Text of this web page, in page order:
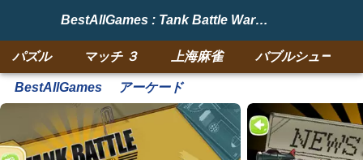
BestAllGames : Tank Battle War Commander
パズル マッチ ３ 上海麻雀 バブルシューター
BestAllGames アーケード